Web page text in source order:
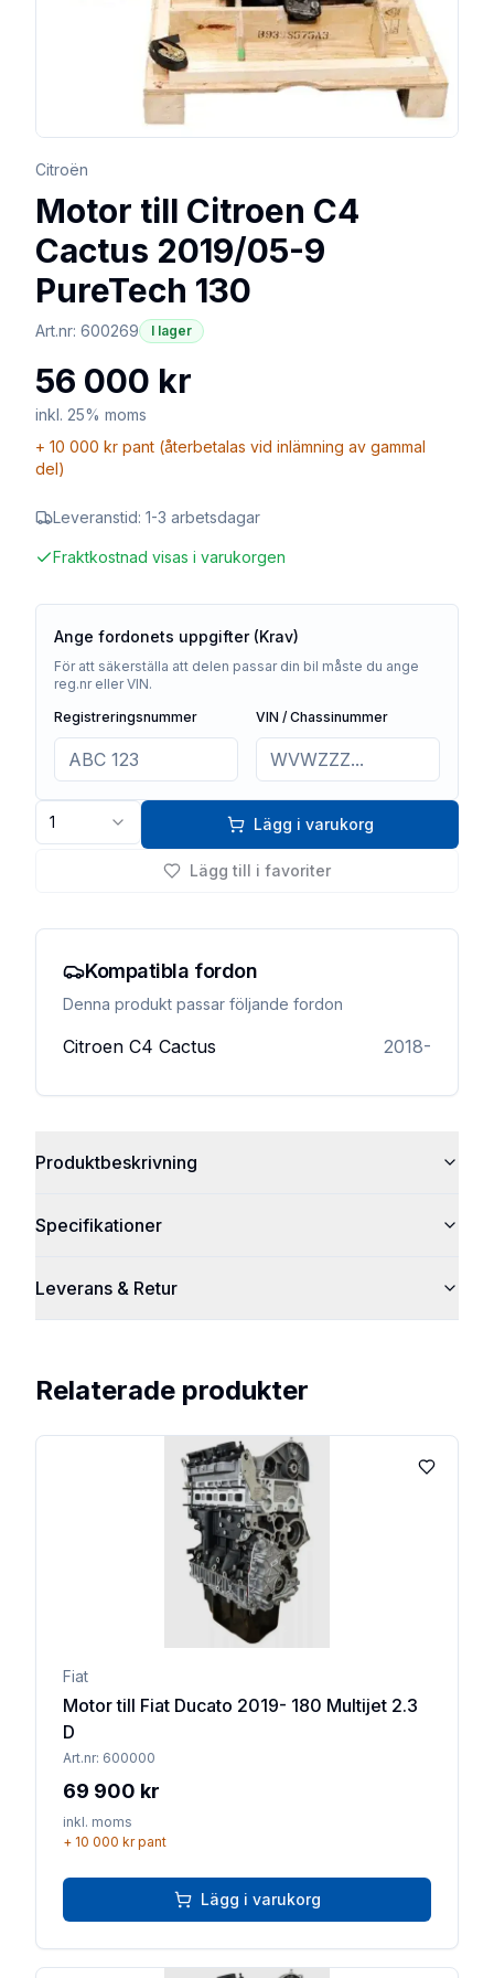
Citroën
Motor till Citroen C4
Cactus 2019/05-9
PureTech 130
Art.nr: 600269 I lager
56 000 kr
inkl. 25% moms
+ 10 000 kr pant (återbetalas vid inlämning av gammal
del)
Leveranstid: 1-3 arbetsdagar
Fraktkostnad visas i varukorgen
Ange fordonets uppgifter (Krav)
För att säkerställa att delen passar din bil måste du ange
reg.nr eller VIN.
Registreringsnummer
VIN / Chassinummer
1 Lägg i varukorg
Lägg till i favoriter
Kompatibla fordon
Denna produkt passar följande fordon
Citroen C4 Cactus 2018-
Produktbeskrivning
Specifikationer
Leverans & Retur
Relaterade produkter
Lägg till
Fiat
Motor till Fiat Ducato 2019- 180 Multijet 2.3
D
Art.nr: 600000
69 900 kr
inkl. moms
+ 10 000 krpant
Lägg i varukorg